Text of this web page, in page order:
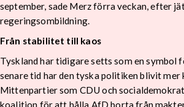
september, sade Merz förra veckan, efter
regeringsombildning.
Från stabilitet till kaos
Tyskland har tidigare setts som en symbol
senare tid har den tyska politiken blivit mer
Mittenpartier som CDU och